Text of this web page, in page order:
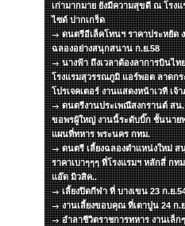
เก่ามากมาย ยังมีความสุขดี ณ โรง
ไซด์ ปากเกร็ด
ดนตรีอีเล็คโทนฯ ราคาประหยัด
ฉลองอย่างสนุกสนาน ก.ย.58
นางฟ้า ถึงเวลาต้องลาการบินไท
โรงแรมสุวรรณภูมิ แอร์พอต ลาดกร
โปรเจคเตอร์ งานแสดงหน้าเวที เจ้
ดนตรีงานประเพณีสงกรานต์ ส
ขอพรผู้ใหญ่ งานนี้ระดับบิ๊ก ชั้นนาย
แผนที่ทหาร พระนคร กทม.
ดนตรี เลี้ยงฉลองตำแหน่งใหม่
ราคาเบาๆๆๆ ที่โรงแรมฯ หลักสี่ ก
แอ๊ด มิวสิค..
เลี้ยงปิดกีฬา ที่ บางเขน 23 ก.ย
งานเลี้ยงขอบคุณ ที่เตาปูน 24 ก.
อำลาชีวิตราชการทหาร งานเล็ก